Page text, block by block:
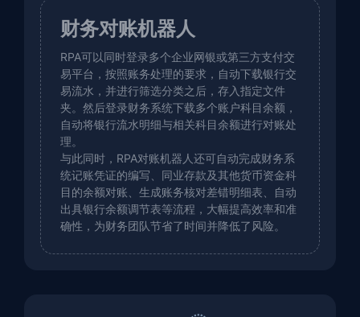
财务对账机器人
RPA可以同时登录多个企业网银或第三方支付交
易平台，按照账务处理的要求，自动下载银行交
易流水，并进行筛选分类之后，存入指定文件
夹。然后登录财务系统下载多个账户科目余额，
自动将银行流水明细与相关科目余额进行对账处
理。
与此同时，RPA对账机器人还可自动完成财务系
统记账凭证的编写、同业存款及其他货币资金科
目的余额对账、生成账务核对差错明细表、自动
出具银行余额调节表等流程，大幅提高效率和准
确性，为财务团队节省了时间并降低了风险。